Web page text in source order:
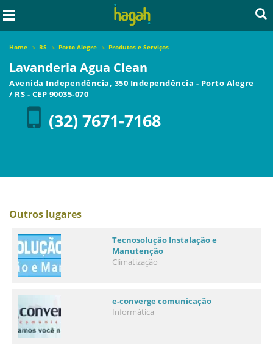
Home RS Porto Alegre Produtos e Serviços
Lavanderia Agua Clean
Avenida Independência, 350 Independência - Porto Alegre
/ RS - CEP 90035-070
(32) 7671-7168
Outros lugares
Tecnosolução Instalação e
Manutenção
Climatização
e-converge comunicação
Informática